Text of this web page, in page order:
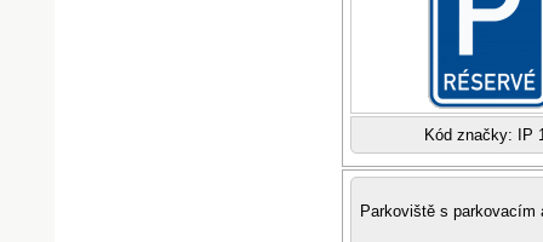
Kód značky: IP
Parkoviště s parkovacím